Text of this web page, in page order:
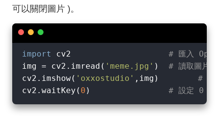
可以關閉圖片 )。
import cv2 # 匯入
img = cv2.imread( 'meme.jpg' ) # 讀取圖片
cv2.imshow( 'oxxostudio' ,img) # 賦
cv2.waitKey( 0 ) # 設定 0 表